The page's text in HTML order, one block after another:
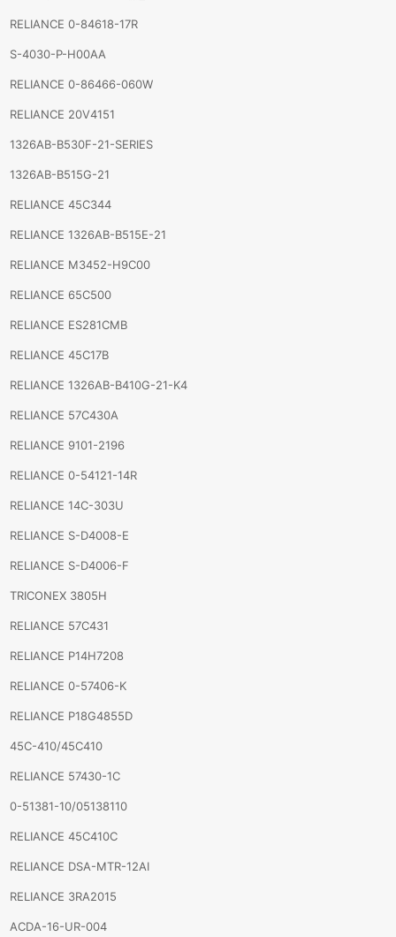
RELIANCE 0-84618-17R
S-4030-P-H00AA
RELIANCE 0-86466-060W
RELIANCE 20V4151
1326AB-B530F-21-SERIES
1326AB-B515G-21
RELIANCE 45C344
RELIANCE 1326AB-B515E-21
RELIANCE M3452-H9C00
RELIANCE 65C500
RELIANCE ES281CMB
RELIANCE 45C17B
RELIANCE 1326AB-B410G-21-K4
RELIANCE 57C430A
RELIANCE 9101-2196
RELIANCE 0-54121-14R
RELIANCE 14C-303U
RELIANCE S-D4008-E
RELIANCE S-D4006-F
TRICONEX 3805H
RELIANCE 57C431
RELIANCE P14H7208
RELIANCE 0-57406-K
RELIANCE P18G4855D
45C-410/45C410
RELIANCE 57430-1C
0-51381-10/05138110
RELIANCE 45C410C
RELIANCE DSA-MTR-12AI
RELIANCE 3RA2015
ACDA-16-UR-004